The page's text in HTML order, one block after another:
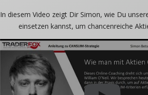
In diesem Video zeigt Dir Simon, wie Du
einsetzen kannst, um chancenreiche